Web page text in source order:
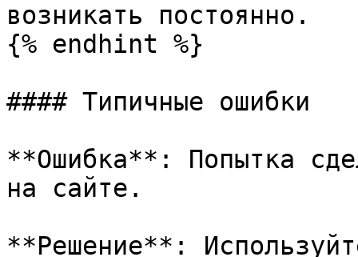
возникать постоянно.
{% endhint %}
#### Типичные ошибки
**Ошибка**: Попытка
на сайте.
**Решение**: